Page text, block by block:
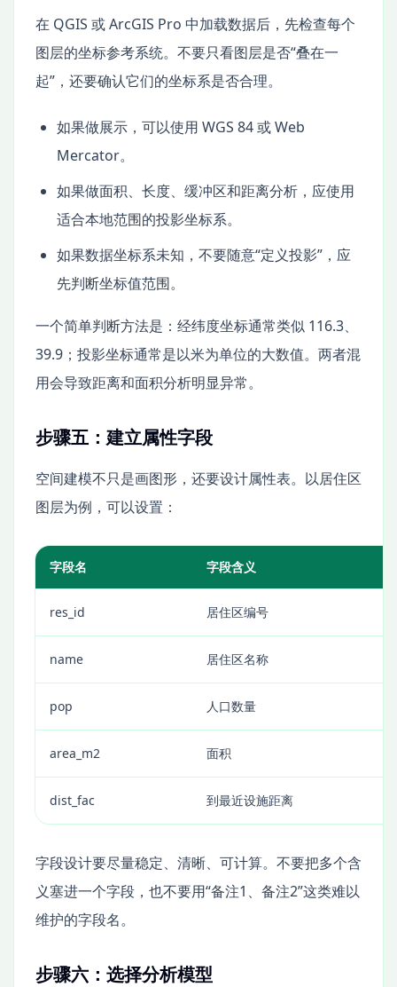
在 QGIS 或 ArcGIS Pro 中加载数据后，先检查每个
图层的坐标参考系统。不要只看图层是否“叠在一
起”，还要确认它们的坐标系是否合理。
如果做展示，可以使用 WGS 84 或 Web
Mercator。
如果做面积、长度、缓冲区和距离分析，应使用
适合本地范围的投影坐标系。
如果数据坐标系未知，不要随意“定义投影”，应
先判断坐标值范围。
一个简单判断方法是：经纬度坐标通常类似 116.3、
39.9；投影坐标通常是以米为单位的大数值。两者混
用会导致距离和面积分析明显异常。
步骤五：建立属性字段
空间建模不只是画图形，还要设计属性表。以居住区
图层为例，可以设置：
字段名 字段含义
res_id 居住区编号
name 居住区名称
pop 人口数量
area_m2 面积
dist_fac 到最近设施距离
字段设计要尽量稳定、清晰、可计算。不要把多个含
义塞进一个字段，也不要用“备注1、备注2”这类难以
维护的字段名。
步骤六：选择分析模型